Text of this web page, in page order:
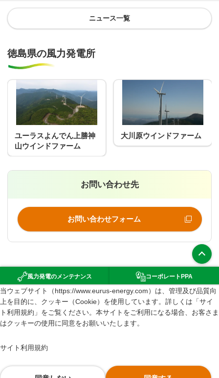
当ウェブサイト（https://www.eurus-energy.com）は、管理及び品質向
上を目的に、クッキー（Cookie）を使用しています。詳しくは「サイ
ト利用規約」をご覧ください。本サイトをご利用になる場合、お客さま
はクッキーの使用に同意をお願いいたします。
サイト利用規約
ニュース一覧
徳島県の風力発電所
ユーラスよんでん上勝神
山ウインドファーム
大川原ウインドファーム
お問い合わせ先
お問い合わせフォーム
風力発電のメンテナンス
（新規ウインドウで開きます）
コーポレート PPA
環境影響評価
サイトマップ
サイト利用規約
GDPR Privacy Policy of Eurus Energy Holdings Corporation